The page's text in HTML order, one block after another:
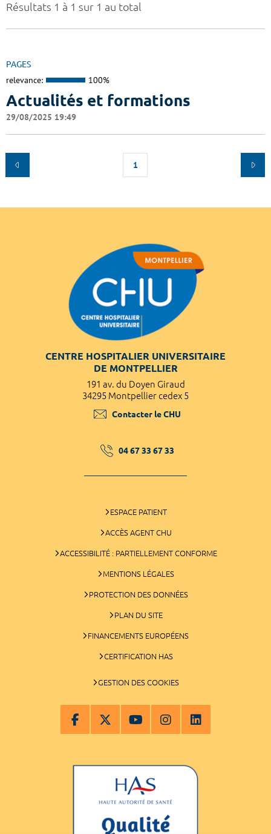
Résultats 1 à 1 sur 1 au total
PAGES
relevance: 100%
Actualités et formations
29/08/2025 19:49
1
CENTRE HOSPITALIER UNIVERSITAIRE
DE MONTPELLIER
191 av. du Doyen Giraud
34295 Montpellier cedex 5
Contacter le CHU
04 67 33 67 33
ESPACE PATIENT
ACCÈS AGENT CHU
ACCESSIBILITÉ : PARTIELLEMENT CONFORME
MENTIONS LÉGALES
PROTECTION DES DONNÉES
PLAN DU SITE
FINANCEMENTS EUROPÉENS
CERTIFICATION HAS
GESTION DES COOKIES